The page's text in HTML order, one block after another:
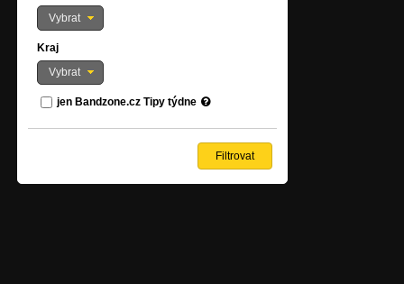
Vybrat
Kraj
Vybrat
jen Bandzone.cz Tipy týdne